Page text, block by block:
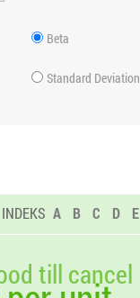
Beta
Standard Deviation
INDEKS A B C D E
till cancel